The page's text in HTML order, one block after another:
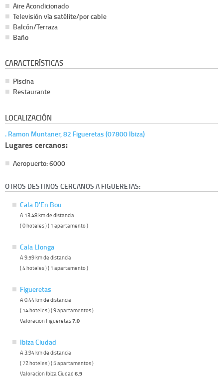
Aire Acondicionado
Televisión vía satélite/por cable
Balcón/Terraza
Baño
CARACTERÍSTICAS
Piscina
Restaurante
LOCALIZACIÓN
. Ramon Muntaner, 82 Figueretas (07800 Ibiza)
Lugares cercanos:
Aeropuerto: 6000
OTROS DESTINOS CERCANOS A FIGUERETAS:
Cala D'En Bou
A 13.48 km de distancia
( 0 hoteles ) ( 1 apartamento )
Cala Llonga
A 9.59 km de distancia
( 4 hoteles ) ( 1 apartamento )
Figueretas
A 0.44 km de distancia
( 14 hoteles ) ( 9 apartamentos )
Valoracion Figueretas7.0
Ibiza Ciudad
A 3.94 km de distancia
( 72 hoteles ) ( 5 apartamentos )
Valoracion Ibiza Ciudad 6.9